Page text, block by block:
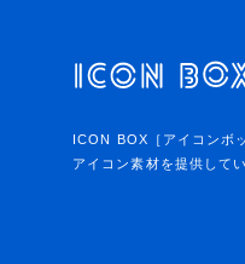
ICON BOX［アイコンボ
アイコン素材を提供してい